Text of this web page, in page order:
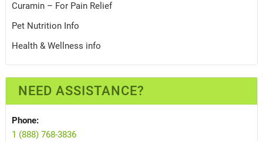
Curamin – For Pain Relief
Pet Nutrition Info
Health & Wellness info
NEED ASSISTANCE?
Phone:
1 (888) 768-3836